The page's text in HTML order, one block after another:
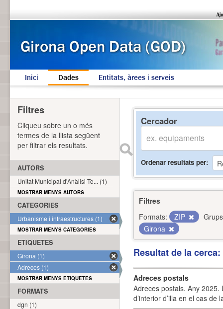
Inici Dades Entitats, àrees i serveis
Cercador
Ordenar resultats per
Filtres
Formats:
ZIP
Girona
Resultat de la
Adreces postals
Adreces postals. Any 2025.
d’interior d’illa en el cas
Filtres
Cliqueu sobre un o més
termes de la llista següent
per filtrar els resultats.
AUTORS
Unitat Municipal d'Anàlisi Te... (1)
MOSTRAR MENYS AUTORS
CATEGORIES
Urbanisme i infraestructures (1)
MOSTRAR MENYS CATEGORIES
ETIQUETES
Girona (1)
Adreces (1)
MOSTRAR MENYS ETIQUETES
FORMATS
dgn (1)